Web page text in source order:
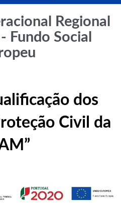
Regional
Fundo Social
dos
Civil da